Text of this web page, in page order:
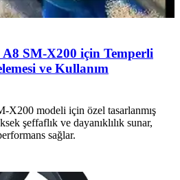
SM-X200 için Temperli
ve Kullanım
X200 modeli için özel tasarlanmış
şeffaflık ve dayanıklılık sunar,
sağlar.